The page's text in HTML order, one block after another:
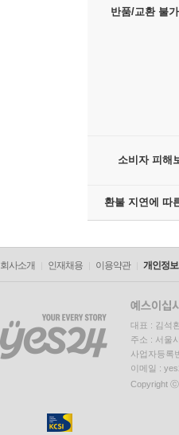
반품/교환 불
소비자 피해
환불 지연에 따
회사소개 인재채용 이용약관 개인정
대표 : 김석
주소 : 서울
사업자등록
이메일 :
Copyright ⓒ